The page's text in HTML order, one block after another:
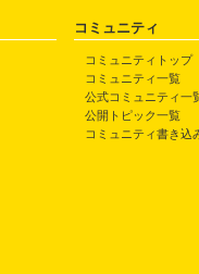
コミュニティ
コミュニティトップ
コミュニティ一覧
公式コミュニティ一
公開トピック一覧
コミュニティ書き込